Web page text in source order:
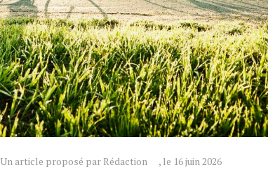
Un article proposé par Rédaction , le 16 juin 2026